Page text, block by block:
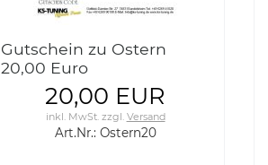
Gutschein zu Ostern
20,00 Euro
20,00 EUR
inkl. MwSt.zzgl. Versand
Art.Nr.: Ostern20